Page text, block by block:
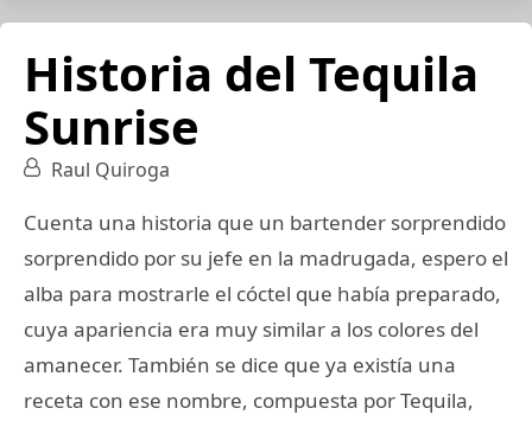
Historia del Tequila
Sunrise
Raul Quiroga
Cuenta una historia que un bartender sorprendido
sorprendido por su jefe en la madrugada, espero el
alba para mostrarle el cóctel que había preparado,
cuya apariencia era muy similar a los colores del
amanecer. También se dice que ya existía una
receta con ese nombre, compuesta por Tequila,